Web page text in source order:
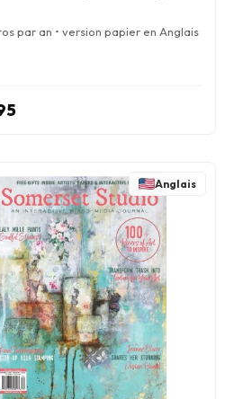
par an • version papier en Anglais
Anglais